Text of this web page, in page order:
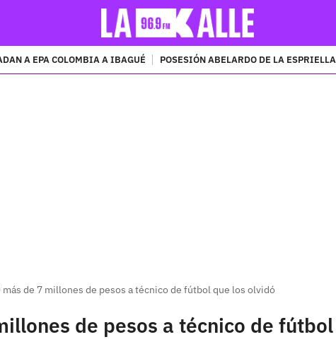
A EPA COLOMBIA A IBAGUÉ POSESIÓN ABELARDO DE LA ESPRIELLA
más de 7 millones de pesos a técnico de fútbol que los olvidó
de pesos a técnico de